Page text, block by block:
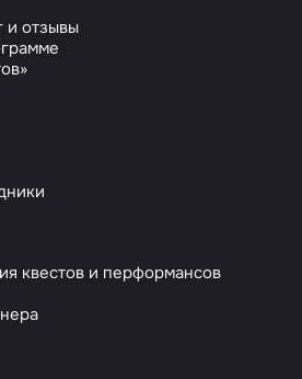
и отзывы
квестов и перформансов